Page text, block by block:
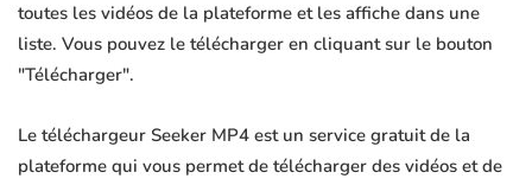
toutes les vidéos de la plateforme et les affiche dans une
liste. Vous pouvez le télécharger en cliquant sur le bouton
"Télécharger".
Le téléchargeur Seeker MP4 est un service gratuit de la
plateforme qui vous permet de télécharger des vidéos et de